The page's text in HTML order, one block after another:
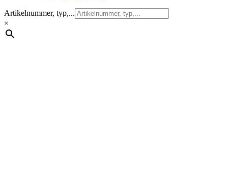
Artikelnummer, typ,...
×